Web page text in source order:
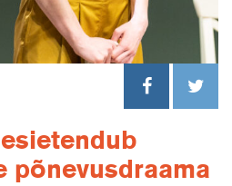
põnevusdraama